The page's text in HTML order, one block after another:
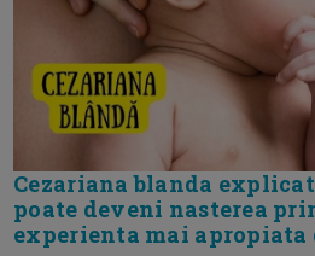
Cezariana blanda
poate deveni nasterea
experienta mai apropiata